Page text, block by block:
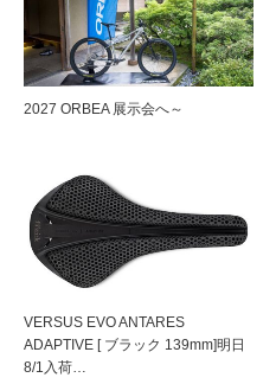
2027 ORBEA 展示会へ～
VERSUS EVO ANTARES
ADAPTIVE [ ブラック 139mm]明日
8/1入荷…